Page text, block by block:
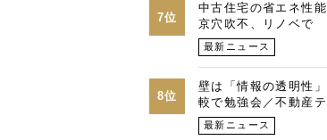
7位
中古住宅の省エネ性
京穴吹不、リノベで
最新ニュース
8位
壁は「情報の透明性
較で勉強会／不動産
最新ニュース